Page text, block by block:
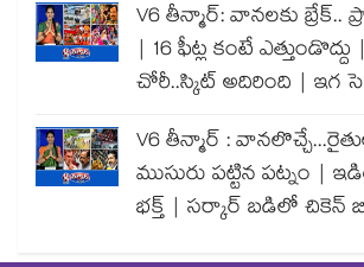
V6 తీన్మార్: వానలకు బ్రేక్..
| 16 ఫీట్ల కంటే
చోరీ..స్కిట్ అదిరింది | ఇగ
V6 తీన్మార్ :
ముసురు పట్టిన పట్నం |
భక్త్ | సర్కార్ బడిలో చికెన్